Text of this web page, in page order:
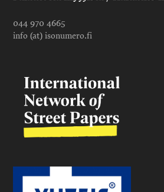
044 970 4665
info (at) isonumero.fi